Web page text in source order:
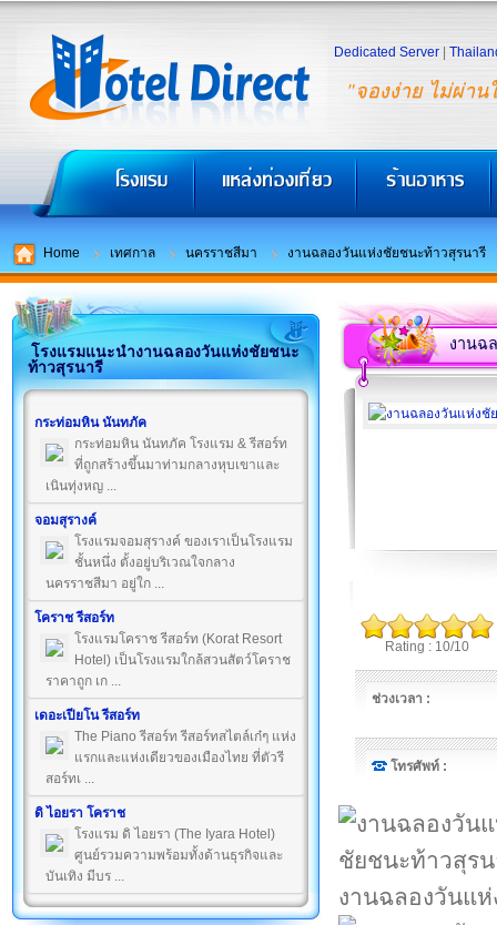
"จองง่าย ไม่ผ่าน
Dedicated Server
Home เทศกาล นครราชสีมา งานฉลองวันแห่งชัยชนะท้าวสุรนารี
โรงแรมแนะนำงานฉลองวันแห่งชัยชนะ
ท้าวสุรนารี
กระท่อมหิน นันทภัค
กระท่อมหิน นันทภัค โรงแรม & รีสอร์ท
ที่ถูกสร้างขึ้นมาท่ามกลางหุบเขาและ
เนินทุ่งหญ ...
จอมสุรางค์
โรงแรมจอมสุรางค์ ของเราเป็นโรงแรม
ชั้นหนึ่ง ตั้งอยู่บริเวณใจกลาง
นครราชสีมา อยู่ใก ...
โคราช รีสอร์ท
โรงแรมโคราช รีสอร์ท (Korat Resort
Hotel) เป็นโรงแรมใกล้สวนสัตว์โคราช
ราคาถูก เก ...
เดอะเปียโน รีสอร์ท
The Piano รีสอร์ท รีสอร์ทสไตล์เก๋ๆ แห่ง
แรกและแห่งเดียวของเมืองไทย ที่ตัวรี
สอร์ทเ ...
ดิ ไอยรา โคราช
โรงแรม ดิ ไอยรา (The Iyara Hotel)
ศูนย์รวมความพร้อมทั้งด้านธุรกิจและ
บันเทิง มีบร ...
งานฉ
Rating : 10/10
ช่วงเวลา :
โทรศัพท์ :
งานฉลองวันแ